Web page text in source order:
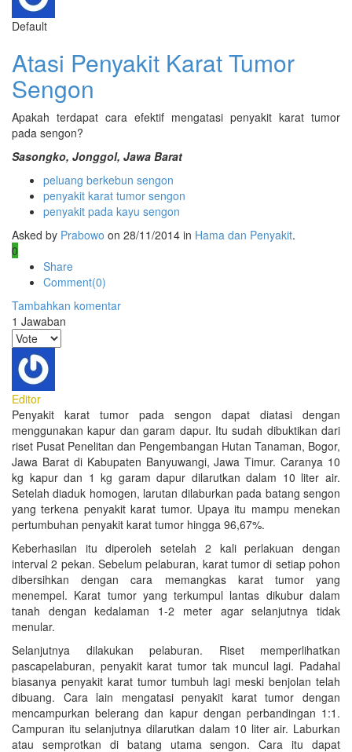
Default
Atasi Penyakit Karat Tumor
Sengon
Apakah terdapat cara efektif mengatasi penyakit karat tumor
pada sengon?
Sasongko, Jonggol, Jawa Barat
peluang berkebun sengon
penyakit karat tumor sengon
penyakit pada kayu sengon
Asked by Prabowo on 28/11/2014 in Hama dan Penyakit.
0
Share
Comment(0)
Tambahkan komentar
1 Jawaban
Editor
Penyakit karat tumor pada sengon dapat diatasi dengan
menggunakan kapur dan garam dapur. Itu sudah dibuktikan dari
riset Pusat Penelitan dan Pengembangan Hutan Tanaman, Bogor,
Jawa Barat di Kabupaten Banyuwangi, Jawa Timur. Caranya 10
kg kapur dan 1 kg garam dapur dilarutkan dalam 10 liter air.
Setelah diaduk homogen, larutan dilaburkan pada batang sengon
yang terkena penyakit karat tumor. Upaya itu mampu menekan
pertumbuhan penyakit karat tumor hingga 96,67%.
Keberhasilan itu diperoleh setelah 2 kali perlakuan dengan
interval 2 pekan. Sebelum pelaburan, karat tumor di setiap pohon
dibersihkan dengan cara memangkas karat tumor yang
menempel. Karat tumor yang terkumpul lantas dikubur dalam
tanah dengan kedalaman 1-2 meter agar selanjutnya tidak
menular.
Selanjutnya dilakukan pelaburan. Riset memperlihatkan
pascapelaburan, penyakit karat tumor tak muncul lagi. Padahal
biasanya penyakit karat tumor tumbuh lagi meski benjolan telah
dibuang. Cara lain mengatasi penyakit karat tumor dengan
mencampurkan belerang dan kapur dengan perbandingan 1:1.
Campuran itu selanjutnya dilarutkan dalam 10 liter air. Laburkan
atau semprotkan di batang utama sengon. Cara itu dapat